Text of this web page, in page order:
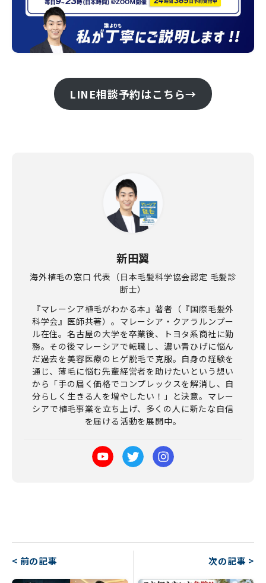
LINE相談予約はこちら→
新田翼
海外植毛の窓口 代表（日本毛髪科学協会認定 毛髪診
断士）
『マレーシア植毛がわかる本』著者（『国際毛髪外
科学会』医師共著）。マレーシア・クアラルンプー
ル在住。名古屋の大学を卒業後、トヨタ系商社に勤
務。その後マレーシアで転職し、濃い青ひげに悩ん
だ過去を美容医療のヒゲ脱毛で克服。自身の経験を
通じ、薄毛に悩む先輩経営者を助けたいという想い
から「手の届く価格でコンプレックスを解消し、自
分らしく生きる人を増やしたい！」と決意。マレー
シアで植毛事業を立ち上げ、多くの人に新たな自信
を届ける活動を展開中。
< 前の記事 次の記事 >